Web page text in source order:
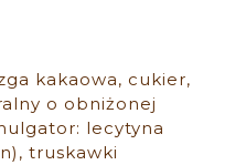
kakaowa, cukier,
o obniżonej
lecytyna
truskawki